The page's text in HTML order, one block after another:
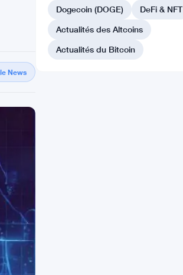
News
Dogecoin (DOGE)
DeFi & NFT
Actualités des Altcoins
Actualités du Bitcoin